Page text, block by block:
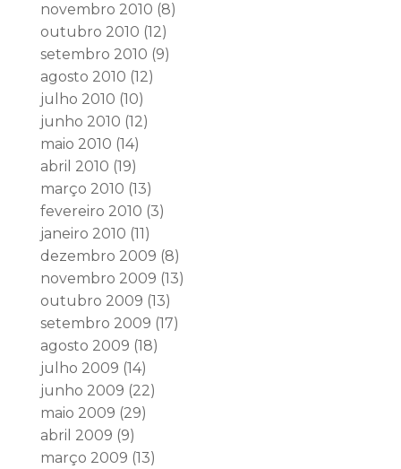
novembro 2010 (8)
outubro 2010 (12)
setembro 2010 (9)
agosto 2010 (12)
julho 2010 (10)
junho 2010 (12)
maio 2010 (14)
abril 2010 (19)
março 2010 (13)
fevereiro 2010 (3)
janeiro 2010 (11)
dezembro 2009 (8)
novembro 2009 (13)
outubro 2009 (13)
setembro 2009 (17)
agosto 2009 (18)
julho 2009 (14)
junho 2009 (22)
maio 2009 (29)
abril 2009 (9)
março 2009 (13)